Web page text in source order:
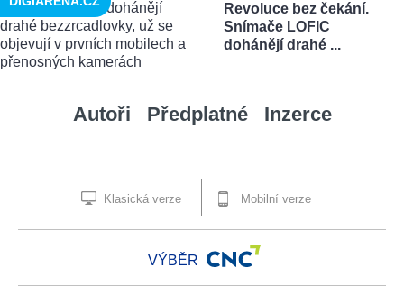
Revoluce bez čekání.
Snímače LOFIC
dohánějí drahé ...
Autoři Předplatné Inzerce
Klasická verze Mobilní verze
VÝBĚR